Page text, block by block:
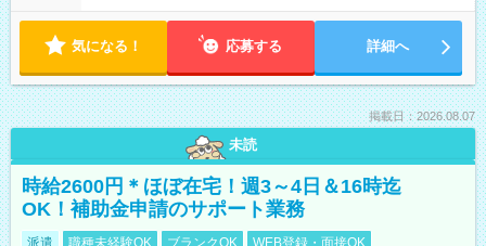
気になる！ 応募する 詳細へ
掲載日：2026.08.07
未読
時給2600円＊ほぼ在宅！週3～4日＆16時迄
OK！補助金申請のサポート業務
派遣 職種未経験OK ブランクOK WEB登録・面接OK